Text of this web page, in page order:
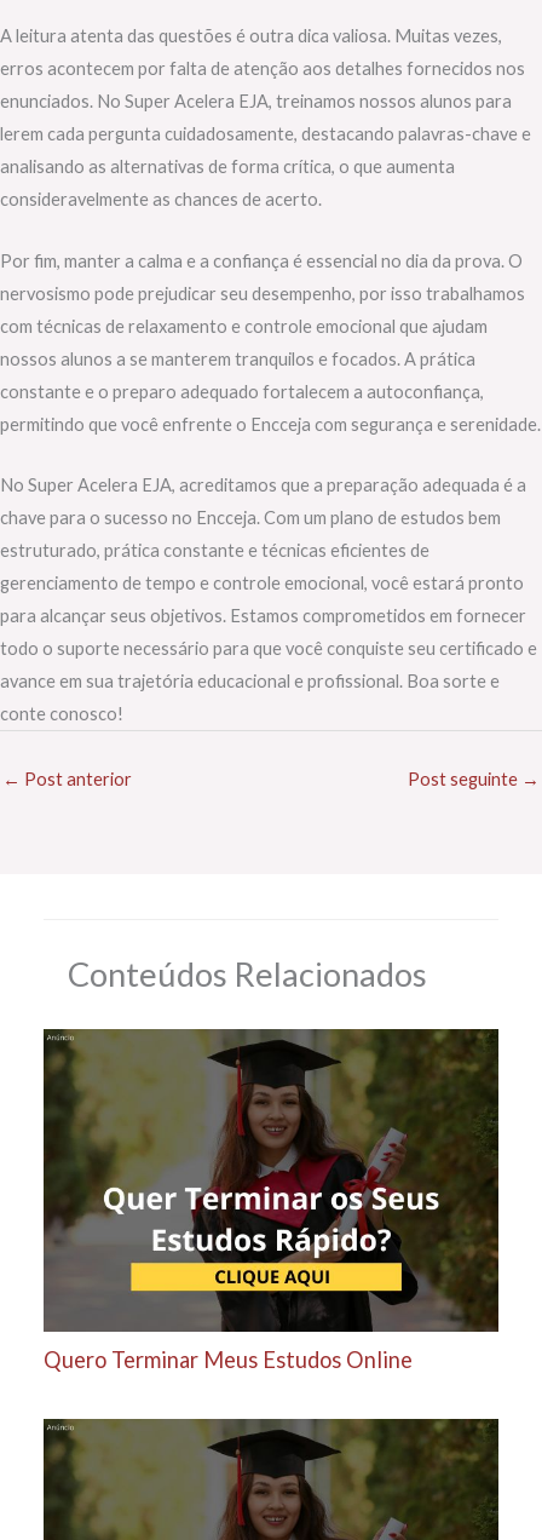
A leitura atenta das questões é outra dica valiosa. Muitas vezes,
erros acontecem por falta de atenção aos detalhes fornecidos nos
enunciados. No Super Acelera EJA, treinamos nossos alunos para
lerem cada pergunta cuidadosamente, destacando palavras-chave e
analisando as alternativas de forma crítica, o que aumenta
consideravelmente as chances de acerto.
Por fim, manter a calma e a confiança é essencial no dia da prova. O
nervosismo pode prejudicar seu desempenho, por isso trabalhamos
com técnicas de relaxamento e controle emocional que ajudam
nossos alunos a se manterem tranquilos e focados. A prática
constante e o preparo adequado fortalecem a autoconfiança,
permitindo que você enfrente o Encceja com segurança e serenidade.
No Super Acelera EJA, acreditamos que a preparação adequada é a
chave para o sucesso no Encceja. Com um plano de estudos bem
estruturado, prática constante e técnicas eficientes de
gerenciamento de tempo e controle emocional, você estará pronto
para alcançar seus objetivos. Estamos comprometidos em fornecer
todo o suporte necessário para que você conquiste seu certificado e
avance em sua trajetória educacional e profissional. Boa sorte e
conte conosco!
← Post anterior Post seguinte →
Conteúdos Relacionados
Quero Terminar Meus Estudos Online